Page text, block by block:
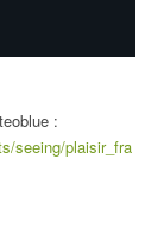
:
seeing/plaisir_fra